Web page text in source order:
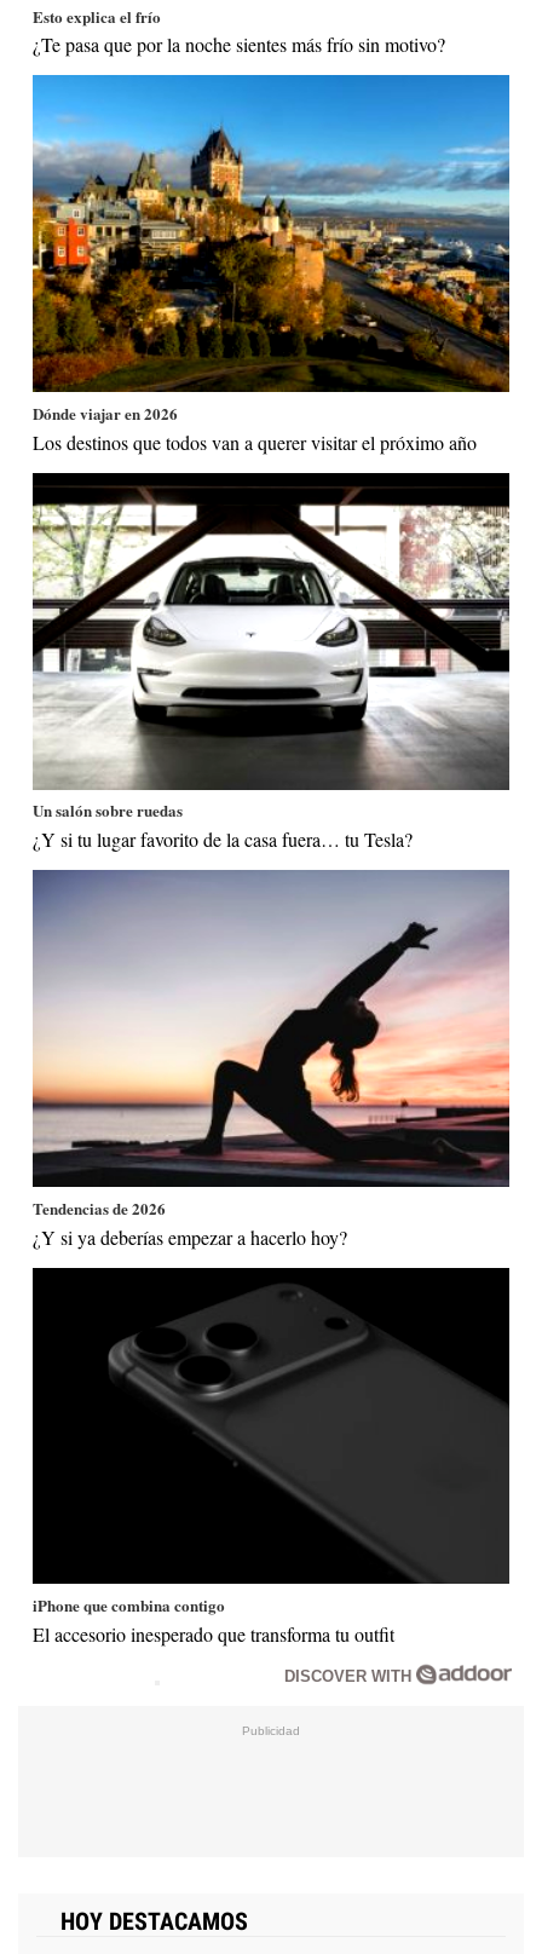
Esto explica el frío
¿Te pasa que por la noche sientes más frío sin motivo?
Dónde viajar en 2026
Los destinos que todos van a querer visitar el próximo año
Un salón sobre ruedas
¿Y si tu lugar favorito de la casa fuera… tu Tesla?
Tendencias de 2026
¿Y si ya deberías empezar a hacerlo hoy?
iPhone que combina contigo
El accesorio inesperado que transforma tu outfit
DISCOVER WITH
HOY DESTACAMOS